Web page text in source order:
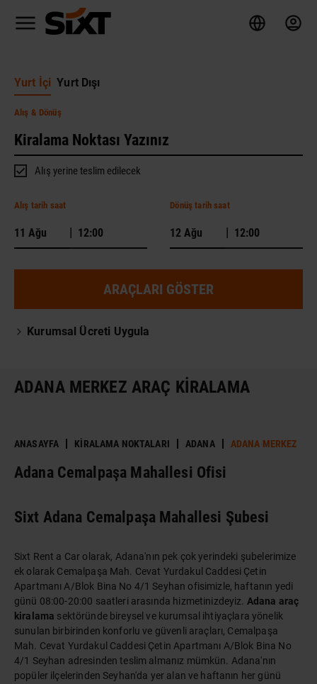
Yurt İçi Yurt Dışı
Alış & Dönüş
Alış yerine teslim edilecek
Alış tarih saat
|
Dönüş tarih saat
|
ARAÇLARI GÖSTER
Kurumsal Ücreti Uygula
ADANA MERKEZ ARAÇ KIRALAMA
ANASAYFA KIRALAMA NOKTALARI ADANA ADANA MERKEZ
Adana Cemalpaşa Mahallesi Ofisi
Sixt Adana Cemalpaşa Mahallesi Şubesi
Sixt Rent a Car olarak, Adana'nın pek çok yerindeki şubelerimize
ek olarak Cemalpaşa Mah. Cevat Yurdakul Caddesi Çetin
Apartmanı A/Blok Bina No 4/1 Seyhan ofisimizle, haftanın yedi
günü 08:00-20:00 saatleri arasında hizmetinizdeyiz. Adana araç
kiralama sektöründe bireysel ve kurumsal ihtiyaçlara yönelik
sunulan birbirinden konforlu ve güvenli araçları, Cemalpaşa
Mah. Cevat Yurdakul Caddesi Çetin Apartmanı A/Blok Bina No
4/1 Seyhan adresinden teslim almanız mümkün. Adana'nın
popüler ilçelerinden Seyhan'da yer alan ve haftanın her günü